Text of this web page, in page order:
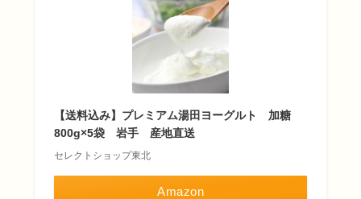
【送料込み】プレミアム湯田ヨーグルト 加糖
800g×5袋 岩手 産地直送
セレクトショップ東北
Amazon